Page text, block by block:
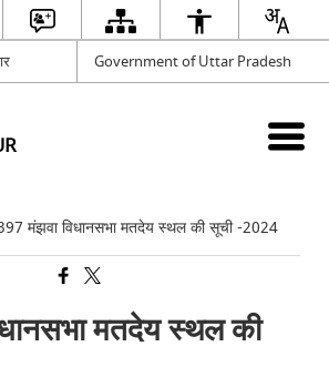
Government of Uttar Pradesh
मंझवा विधानसभा मतदेय स्थल की सूची -2024
मतदेय स्थल की